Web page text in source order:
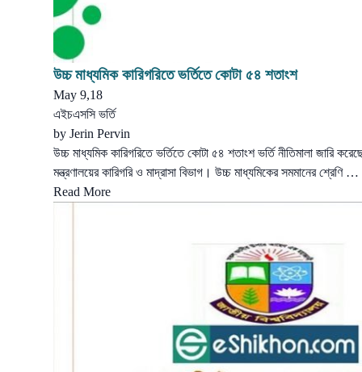
উচ্চ মাধ্যমিক কারিগরিতে ভর্তিতে কোটা ৫৪ শতাংশ
May 9,18
এইচএসসি ভর্তি
by Jerin Pervin
উচ্চ মাধ্যমিক কারিগরিতে ভর্তিতে কোটা ৫৪ শতাংশ ভর্তি নীতিমালা জারি
মন্ত্রণালয়ের কারিগরি ও মাদ্রাসা বিভাগ। উচ্চ মাধ্যমিকের সমমানের শ্রেণি …
Read More